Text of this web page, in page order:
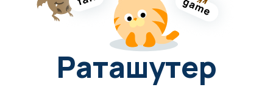
Раташутер